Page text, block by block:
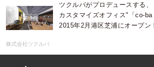
ツクルバがプロデュースする、
カスタマイズオフィス"「co-
2015年2月港区芝浦にオープン
株式会社ツクルバ